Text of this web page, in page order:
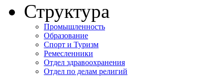
Структура
Промышленность
Образование
Спорт и Туризм
Ремесленники
Отдел здравоохранения
Отдел по делам религий